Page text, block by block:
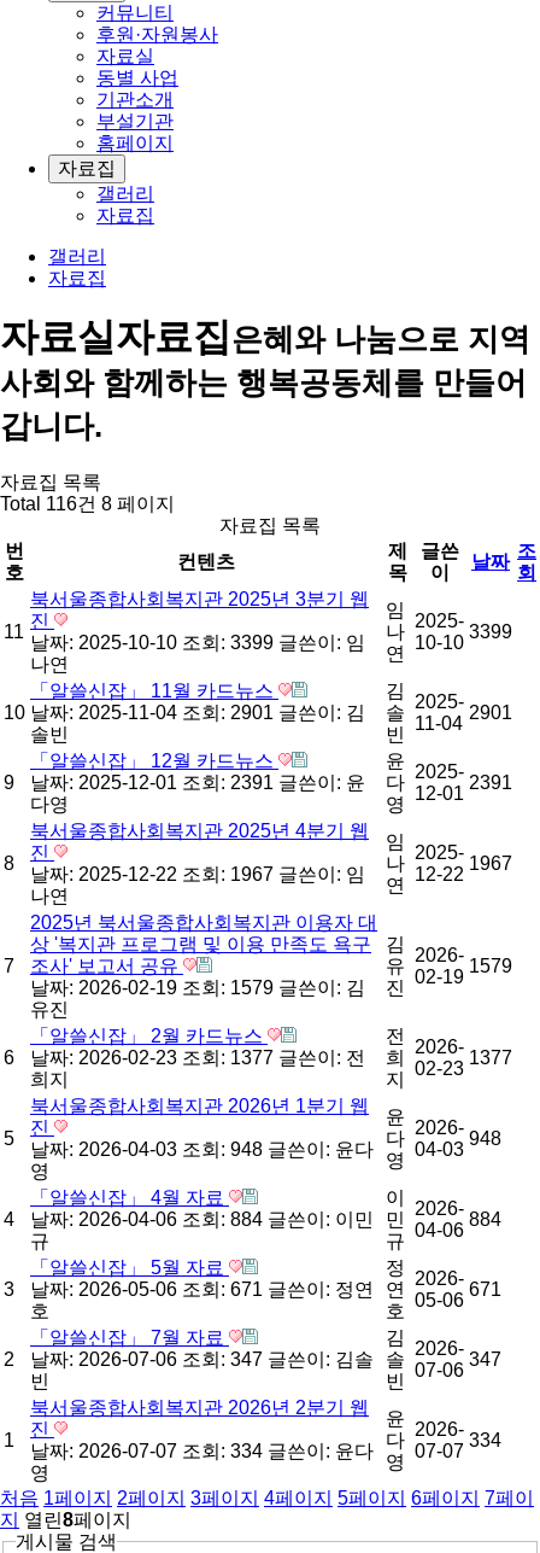
커뮤니티
후원·자원봉사
자료실
동별 사업
기관소개
부설기관
홈페이지
자료집
갤러리
자료집
갤러리
자료집
자료실자료집은혜와 나눔으로 지역
사회와 함께하는 행복공동체를 만들어
갑니다.
자료집 목록
Total 116건 8 페이지
자료집 목록
번
호
컨텐츠
제
목
글쓴
이
날짜
조
회
11
북서울종합사회복지관 2025년 3분기 웹
진
날짜: 2025-10-10 조회: 3399 글쓴이: 임
나연
임
나
연
2025-
10-10
3399
10
「알쓸신잡」 11월 카드뉴스
날짜: 2025-11-04 조회: 2901 글쓴이: 김
솔빈
김
솔
빈
2025-
11-04
2901
9
「알쓸신잡」 12월 카드뉴스
날짜: 2025-12-01 조회: 2391 글쓴이: 윤
다영
윤
다
영
2025-
12-01
2391
8
북서울종합사회복지관 2025년 4분기 웹
진
날짜: 2025-12-22 조회: 1967 글쓴이: 임
나연
임
나
연
2025-
12-22
1967
7
2025년 북서울종합사회복지관 이용자 대
상 '복지관 프로그램 및 이용 만족도 욕구
조사' 보고서 공유
날짜: 2026-02-19 조회: 1579 글쓴이: 김
유진
김
유
진
2026-
02-19
1579
6
「알쓸신잡」 2월 카드뉴스
날짜: 2026-02-23 조회: 1377 글쓴이: 전
희지
전
희
지
2026-
02-23
1377
5
북서울종합사회복지관 2026년 1분기 웹
진
날짜: 2026-04-03 조회: 948 글쓴이: 윤다
영
윤
다
영
2026-
04-03
948
4
「알쓸신잡」 4월 자료
날짜: 2026-04-06 조회: 884 글쓴이: 이민
규
이
민
규
2026-
04-06
884
3
「알쓸신잡」 5월 자료
날짜: 2026-05-06 조회: 671 글쓴이: 정연
호
정
연
호
2026-
05-06
671
2
「알쓸신잡」 7월 자료
날짜: 2026-07-06 조회: 347 글쓴이: 김솔
빈
김
솔
빈
2026-
07-06
347
1
북서울종합사회복지관 2026년 2분기 웹
진
날짜: 2026-07-07 조회: 334 글쓴이: 윤다
영
윤
다
영
2026-
07-07
334
처음 1페이지 2페이지 3페이지 4페이지 5페이지 6페이지 7페이
지
열린8페이지
게시물 검색